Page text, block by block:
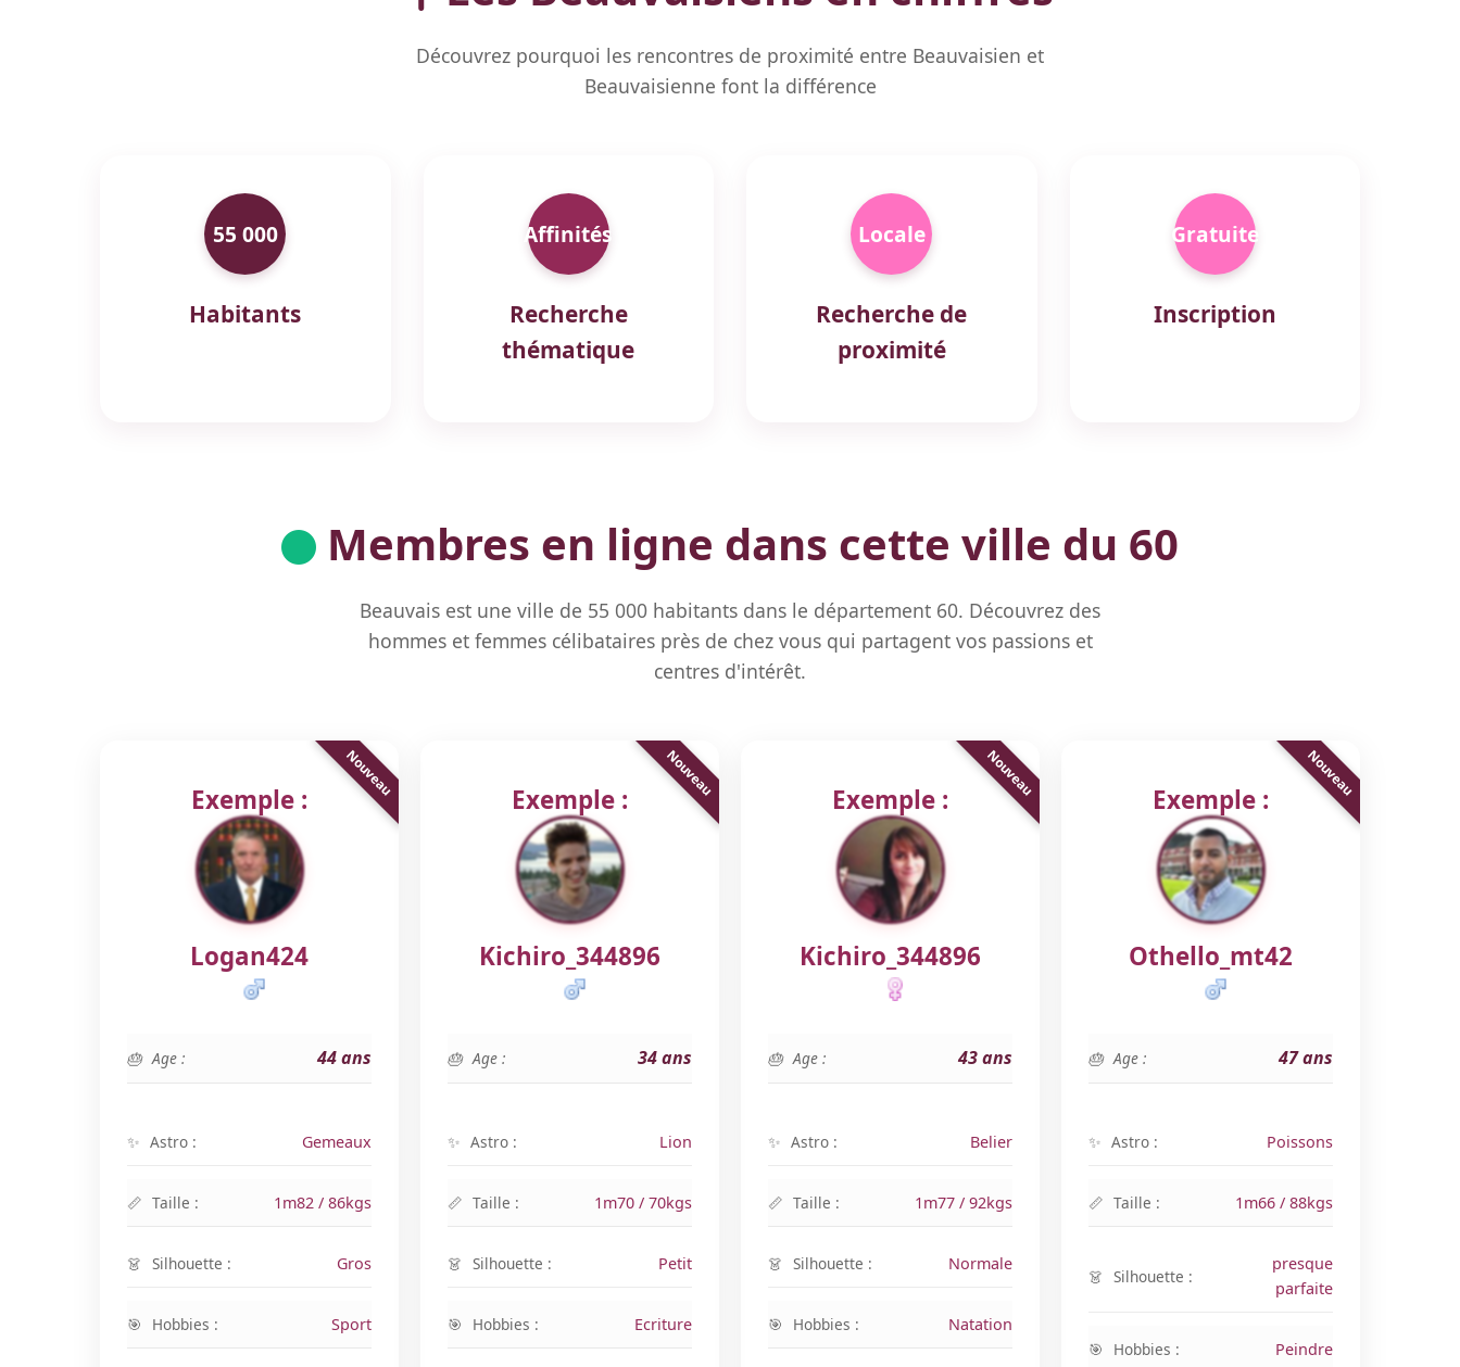
Découvrez pourquoi les rencontres de proximité entre Beauvaisien et
Beauvaisienne font la différence
55 000
Habitants
Affinités
Recherche
thématique
Locale
Recherche de
proximité
Gratuite
Inscription
Membres en ligne dans cette ville du 60
Beauvais est une ville de 55 000 habitants dans le département 60. Découvrez des
hommes et femmes célibataires près de chez vous qui partagent vos passions et
centres d'intérêt.
Exemple :
Logan424
Age : 44 ans
Astro : Gemeaux
Taille : 1m82 / 86kgs
Silhouette : Gros
Hobbies : Sport
Exemple :
Kichiro_344896
Age : 34 ans
Astro : Lion
Taille : 1m70 / 70kgs
Silhouette : Petit
Hobbies : Ecriture
Exemple :
Kichiro_344896
Age : 43 ans
Astro : Belier
Taille : 1m77 / 92kgs
Silhouette : Normale
Hobbies : Natation
Exemple :
Othello_mt42
Age : 47 ans
Astro : Poissons
Taille : 1m66 / 88kgs
Silhouette :
presque
parfaite
Hobbies : Peindre